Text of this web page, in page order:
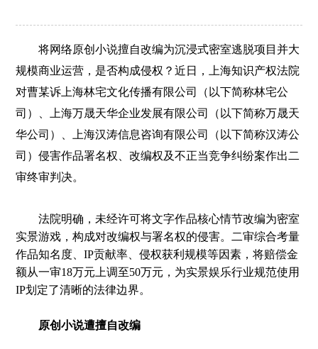
将网络原创小说擅自改编为沉浸式密室逃脱项目并大
规模商业运营，是否构成侵权？近日，上海知识产权法院
对曹某诉上海林宅文化传播有限公司（以下简称林宅公
司）、上海万晟天华企业发展有限公司（以下简称万晟天
华公司）、上海汉涛信息咨询有限公司（以下简称汉涛公
司）侵害作品署名权、改编权及不正当竞争纠纷案作出二
审终审判决。
法院明确，未经许可将文字作品核心情节改编为密室
实景游戏，构成对改编权与署名权的侵害。二审综合考量
作品知名度、IP贡献率、侵权获利规模等因素，将赔偿金
额从一审18万元上调至50万元，为实景娱乐行业规范使用
IP划定了清晰的法律边界。
原创小说遭擅自改编